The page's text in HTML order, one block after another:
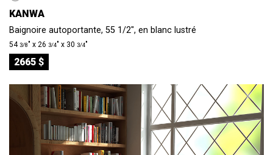
KANWA
Baignoire autoportante, 55 1/2", en blanc lustré
543/8″ x 26 3/4″ x 30 3/4″
2665 $